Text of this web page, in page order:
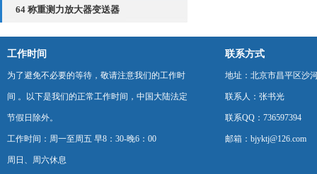
64 称重测力放大器变送器
工作时间
为了避免不必要的等待，敬请注意我们的工作时
间 。以下是我们的正常工作时间，中国大陆法定
节假日除外。
工作时间：周一至周五 早8：30-晚6：00
周日、周六休息
联系方式
地址：北京市昌平区沙
联系人：张书光
联系QQ：736597394
邮箱：bjyktj@126.com